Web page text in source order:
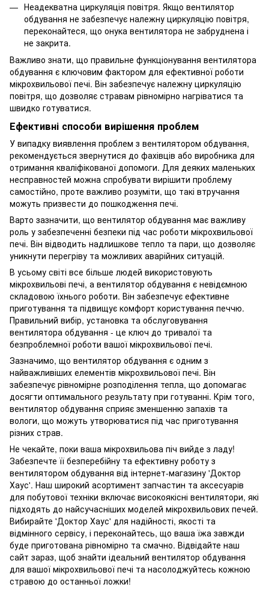
Неадекватна циркуляція повітря. Якщо вентилятор
обдування не забезпечує належну циркуляцію повітря,
переконайтеся, що онука вентилятора не забруднена і
не закрита.
Важливо знати, що правильне функціонування вентилятора
обдування є ключовим фактором для ефективної роботи
мікрохвильової печі. Він забезпечує належну циркуляцію
повітря, що дозволяє стравам рівномірно нагріватися та
швидко готуватися.
Ефективні способи вирішення проблем
У випадку виявлення проблем з вентилятором обдування,
рекомендується звернутися до фахівців або виробника для
отримання кваліфікованої допомоги. Для деяких маленьких
несправностей можна спробувати вирішити проблему
самостійно, проте важливо розуміти, що такі втручання
можуть призвести до пошкодження печі.
Варто зазначити, що вентилятор обдування має важливу
роль у забезпеченні безпеки під час роботи мікрохвильової
печі. Він відводить надлишкове тепло та пари, що дозволяє
уникнути перегріву та можливих аварійних ситуацій.
В усьому світі все більше людей використовують
мікрохвильові печі, а вентилятор обдування є невідємною
складовою їхнього роботи. Він забезпечує ефективне
приготування та підвищує комфорт користування печчю.
Правильний вибір, установка та обслуговування
вентилятора обдування - це ключ до тривалої та
безпроблемної роботи вашої мікрохвильової печі.
Зазначимо, що вентилятор обдування є одним з
найважливіших елементів мікрохвильової печі. Він
забезпечує рівномірне розподілення тепла, що допомагає
досягти оптимального результату при готуванні. Крім того,
вентилятор обдування сприяє зменшенню запахів та
вологи, що можуть утворюватися під час приготування
різних страв.
Не чекайте, поки ваша мікрохвильова піч вийде з ладу!
Забезпечте її безперебійну та ефективну роботу з
вентилятором обдування від інтернет-магазину 'Доктор
Хаус'. Наш широкий асортимент запчастин та аксесуарів
для побутової техніки включає високоякісні вентилятори, які
підходять до найсучасніших моделей мікрохвильових печей.
Вибирайте 'Доктор Хаус' для надійності, якості та
відмінного сервісу, і переконайтесь, що ваша їжа завжди
буде приготована рівномірно та смачно. Відвідайте наш
сайт зараз, щоб знайти ідеальний вентилятор обдування
для вашої мікрохвильової печі та насолоджуйтесь кожною
стравою до останньої ложки!